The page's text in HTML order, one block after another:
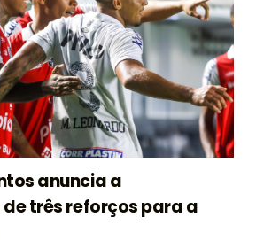
anuncia a
três reforços para a